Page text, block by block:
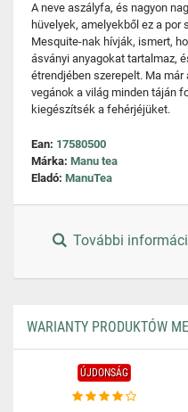
A neve aszályfa, és nagyon
hüvelyek, amelyekből ez a
Mesquite-nak hívják, ismert,
ásványi anyagokat tartalmaz,
étrendjében szerepelt. Ma
vegánok a világ minden táján
kiegészítsék a fehérjéjüket.
Ean: 17580500
Márka: Manu tea
Eladó: ManuTea
További
WARIANTY PRODUKTÓW
ÚJDONSÁG